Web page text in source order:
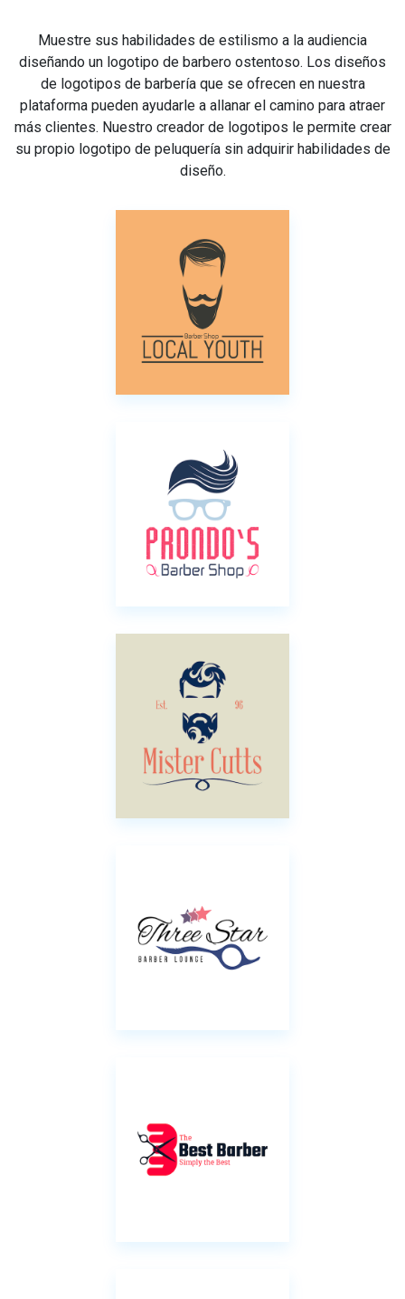
Muestre sus habilidades de estilismo a la audiencia
diseñando un logotipo de barbero ostentoso. Los diseños
de logotipos de barbería que se ofrecen en nuestra
plataforma pueden ayudarle a allanar el camino para atraer
más clientes. Nuestro creador de logotipos le permite crear
su propio logotipo de peluquería sin adquirir habilidades de
diseño.